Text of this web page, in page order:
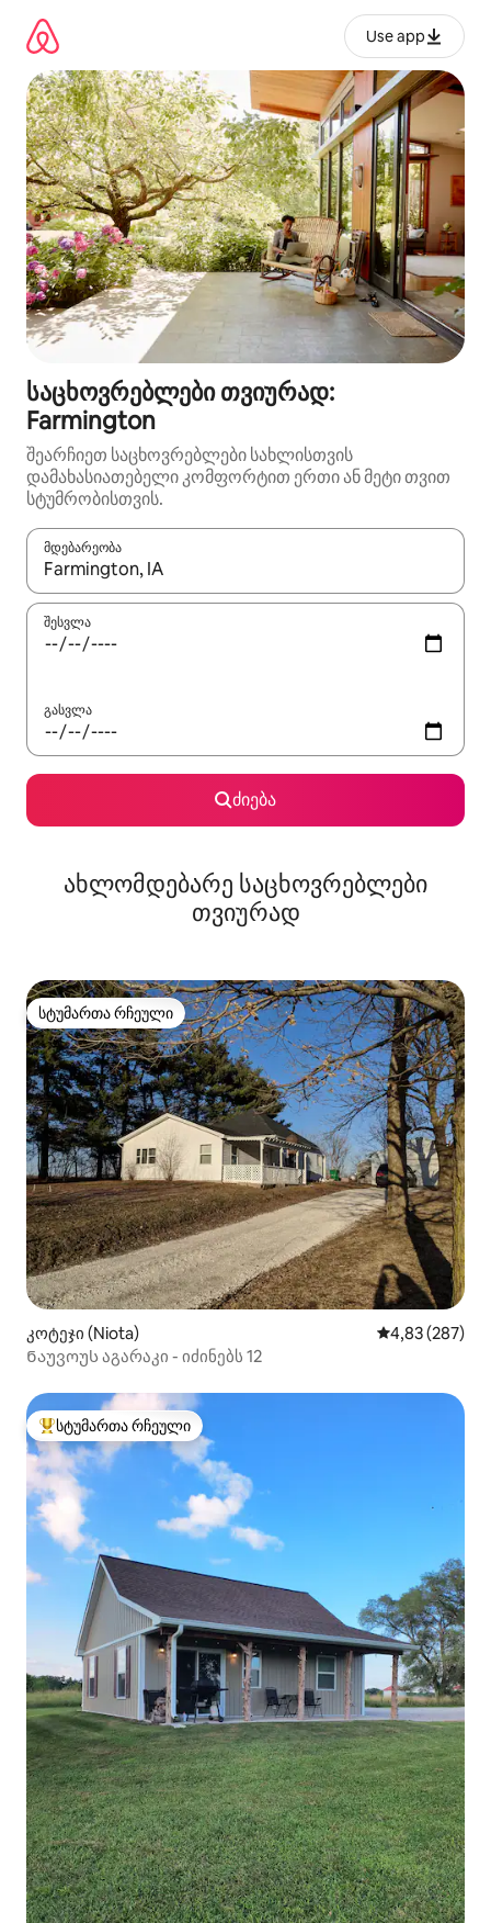
გადასვლა
Use app
საცხოვრებლები თვიურად:
Farmington
შეარჩიეთ საცხოვრებლები სახლისთვის
დამახასიათებელი კომფორტით ერთი ან მეტი თვით
სტუმრობისთვის.
მდებარეობა
როცა შედეგები ხელმისაწვდომი გახდება, ნავიგაციისთვის
შესვლა
გასვლა
ძიება
ახლომდებარე საცხოვრებლები
თვიურად
სტუმართა რჩეული
სტუმართა რჩეული
კოტეჯი (Niota) საშუალო
4,83 (287)
Ნაუვოუს აგარაკი - იძინებს 12
სტუმართა რჩეული მოწინავე ვარიანტი
სტუმართა რჩეული